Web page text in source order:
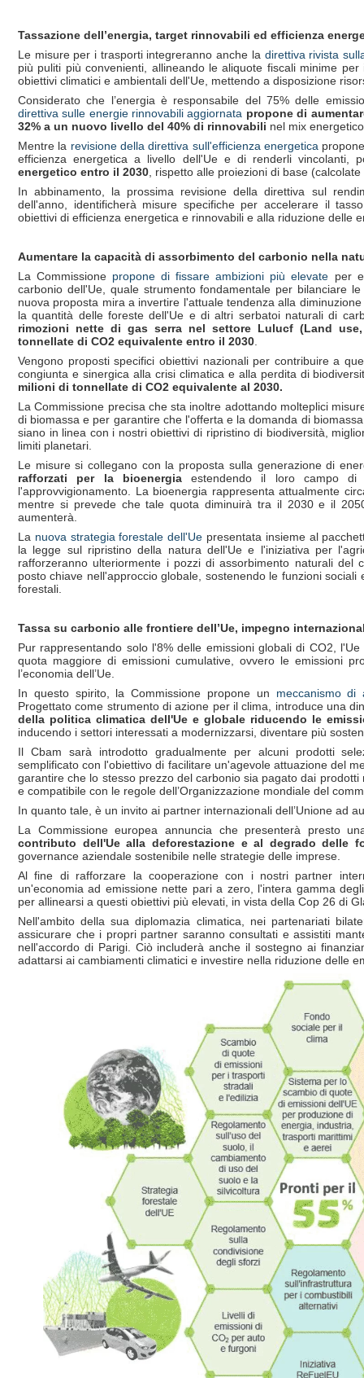
Tassazione dell’energia, target rinnovabili ed efficienza
Le misure per i trasporti integreranno anche la direttiva rivista
più puliti più convenienti, allineando le aliquote fiscali minime
obiettivi climatici e ambientali dell'Ue, mettendo a disposizione
Considerato che l’energia è responsabile del 75% delle
direttiva sulle energie rinnovabili aggiornata propone di
32% a un nuovo livello del 40% di rinnovabili nel mix
Mentre la revisione della direttiva sull'efficienza energetica
efficienza energetica a livello dell'Ue e di renderli vincolanti,
energetico entro il 2030, rispetto alle proiezioni di base
In abbinamento, la prossima revisione della direttiva sul
dell'anno, identificherà misure specifiche per accelerare il
obiettivi di efficienza energetica e rinnovabili e alla riduzione delle
Aumentare la capacità di assorbimento del carbonio nella
La Commissione propone di fissare ambizioni più elevate per
carbonio dell'Ue, quale strumento fondamentale per bilanciare
nuova proposta mira a invertire l'attuale tendenza alla
la quantità delle foreste dell'Ue e di altri serbatoi naturali di
rimozioni nette di gas serra nel settore Lulucf (Land
tonnellate di CO2 equivalente entro il 2030.
Vengono proposti specifici obiettivi nazionali per contribuire a
congiunta e sinergica alla crisi climatica e alla perdita di
milioni di tonnellate di CO2 equivalente al 2030.
La Commissione precisa che sta inoltre adottando molteplici
di biomassa e per garantire che l'offerta e la domanda di
siano in linea con i nostri obiettivi di ripristino di biodiversità,
limiti planetari.
Le misure si collegano con la proposta sulla generazione di
rafforzati per la bioenergiaestendendo il loro campo di
l'approvvigionamento. La bioenergia rappresenta attualmente
mentre si prevede che tale quota diminuirà tra il 2030 e il
aumenterà.
La nuova strategia forestale dell'Ue presentata insieme al
la legge sul ripristino della natura dell'Ue e l'iniziativa per
rafforzeranno ulteriormente i pozzi di assorbimento naturali del
posto chiave nell'approccio globale, sostenendo le funzioni
forestali.
Tassa su carbonio alle frontiere dell’Ue, impegno
Pur rappresentando solo l'8% delle emissioni globali di CO2,
quota maggiore di emissioni cumulative, ovvero le emissioni
l’economia dell’Ue.
In questo spirito, la Commissione propone un meccanismo di
Progettato come strumento di azione per il clima, introduce una
della politica climatica dell'Ue e globale riducendo le
inducendo i settori interessati a modernizzarsi, diventare più
Il Cbam sarà introdotto gradualmente per alcuni prodotti
semplificato con l'obiettivo di facilitare un'agevole attuazione del
garantire che lo stesso prezzo del carbonio sia pagato dai
e compatibile con le regole dell’Organizzazione mondiale del
In quanto tale, è un invito ai partner internazionali dell’Unione ad
La Commissione europea annuncia che presenterà presto
contributo dell'Ue alla deforestazione e al degrado delle
governance aziendale sostenibile nelle strategie delle imprese.
Al fine di rafforzare la cooperazione con i nostri partner
un'economia ad emissione nette pari a zero, l'intera gamma
per allinearsi a questi obiettivi più elevati, in vista della Cop 26 di
Nell'ambito della sua diplomazia climatica, nei partenariati
assicurare che i propri partner saranno consultati e assistiti
nell'accordo di Parigi. Ciò includerà anche il sostegno ai
adattarsi ai cambiamenti climatici e investire nella riduzione delle